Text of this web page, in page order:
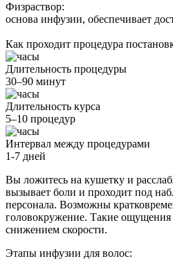
Физраствор:
основа инфузии, обеспечивает
Как проходит процедура
Длительность процедуры
30–90 минут
Длительность курса
5–10 процедур
Интервал между процедурами
1-7 дней
Вы ложитесь на кушетку и
вызывает боли и проходит под
персонала. Возможны
головокружение. Такие ощущения
снижением скорости.
Этапы инфузии для волос: